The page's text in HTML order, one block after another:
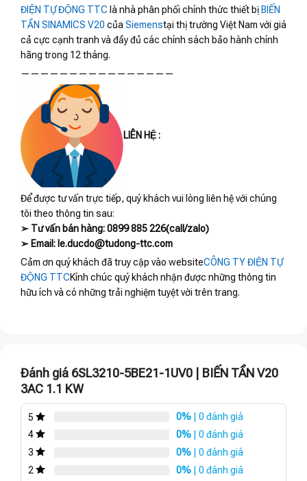
ĐIỆN TỰ ĐỘNG TTC là nhà phân phối chính thức thiết bị BIẾN
TẦN SINAMICS V20 của Siemenstại thị trường Việt Nam với giá
cả cực cạnh tranh và đầy đủ các chính sách bảo hành chính
hãng trong 12 tháng.
————————————————
LIÊN HỆ :
Để được tư vấn trực tiếp, quý khách vui lòng liên hệ với chúng
tôi theo thông tin sau:
➢ Tư vấn bán hàng: 0899 885 226(call/zalo)
➢ Email: le.ducdo@tudong-ttc.com
Cảm ơn quý khách đã truy cập vào websiteCÔNG TY ĐIỆN TỰ
ĐỘNG TTCKính chúc quý khách nhận được những thông tin
hữu ích và có những trải nghiệm tuyệt vời trên trang.
Đánh giá 6SL3210-5BE21-1UV0 | BIẾN TẦN V20
3AC 1.1 KW
5 0% | 0 đánh giá
4
0% | 0 đánh giá
3
0% | 0 đánh giá
2
0% | 0 đánh giá